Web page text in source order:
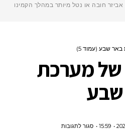
חובה או נטל מיותר במהלך הקמינו
שבע (עמוד 5)
שלמערכת
15:59 סגור לתגובותעל